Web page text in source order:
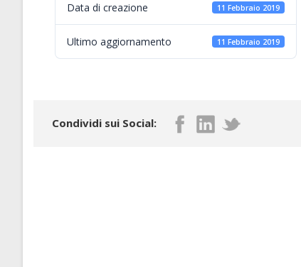
Data di creazione 11 Febbraio 2019
Ultimo aggiornamento 11 Febbraio 2019
Condividi sui Social: